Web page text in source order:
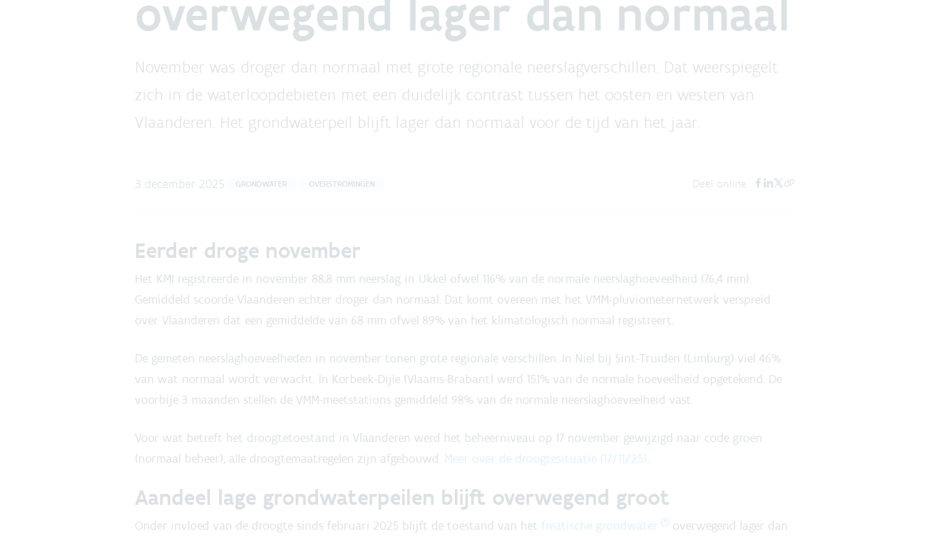
overwegend lager dan normaal
November was droger dan normaal met grote regionale neerslagverschillen. Dat weerspiegelt
zich in de waterloopdebieten met een duidelijk contrast tussen het oosten en westen van
Vlaanderen. Het grondwaterpeil blijft lager dan normaal voor de tijd van het jaar.
3 december 2025 GRONDWATER OVERSTROMINGEN Deel online
Eerder droge november
Het KMI registreerde in november 88,8 mm neerslag in Ukkel ofwel 116% van de normale neerslaghoeveelheid (76,4 mm).
Gemiddeld scoorde Vlaanderen echter droger dan normaal. Dat komt overeen met het VMM-pluviometernetwerk verspreid
over Vlaanderen dat een gemiddelde van 68 mm ofwel 89% van het klimatologisch normaal registreert.
De gemeten neerslaghoeveelheden in november tonen grote regionale verschillen. In Niel bij Sint-Truiden (Limburg) viel 46%
van wat normaal wordt verwacht. In Korbeek-Dijle (Vlaams-Brabant) werd 151% van de normale hoeveelheid opgetekend. De
voorbije 3 maanden stellen de VMM-meetstations gemiddeld 98% van de normale neerslaghoeveelheid vast.
Voor wat betreft het droogtetoestand in Vlaanderen werd het beheerniveau op 17 november gewijzigd naar code groen
(normaal beheer), alle droogtemaatregelen zijn afgebouwd. Meer over de droogtesituatie (17/11/25).
Aandeel lage grondwaterpeilen blijft overwegend groot
Onder invloed van de droogte sinds februari 2025 blijft de toestand van het freatische grondwater
overwegend lager dan